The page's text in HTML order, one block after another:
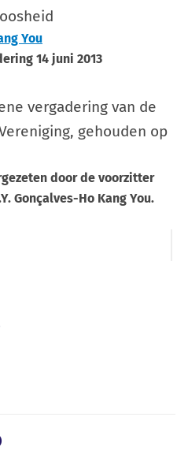
You
14 juni 2013
vergadering van de
gehouden op
door de voorzitter
Gonçalves-Ho Kang You.